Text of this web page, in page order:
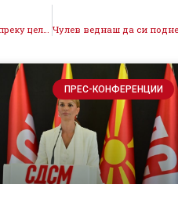
ПРЕС-КОНФЕРЕНЦИИ